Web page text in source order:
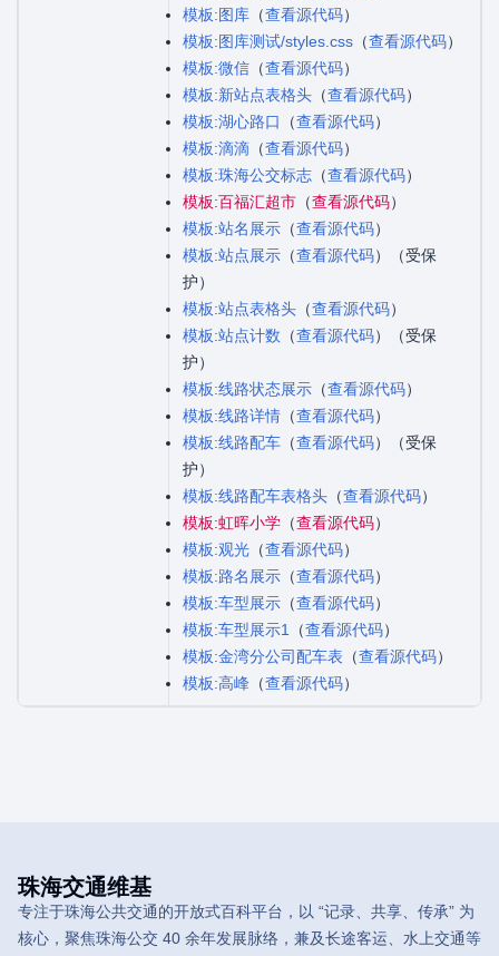
模板:图库 （查看源代码）
模板:图库测试/styles.css （查看源代码）
模板:微信 （查看源代码）
模板:新站点表格头 （查看源代码）
模板:湖心路口
（查看源代码）
模板:滴滴 （查看源代码）
模板:珠海公交标志 （查看源代码）
模板:百福汇超市 （查看源代码）
模板:站名展示 （查看源代码）
模板:站点展示 （查看源代码）（受保
护）
模板:站点表格头 （查看源代码）
模板:站点计数 （查看源代码）（受保
护）
模板:线路状态展示 （查看源代码）
模板:线路详情 （查看源代码）
模板:线路配车 （查看源代码）（受保
护）
模板:线路配车表格头 （查看源代码）
模板:虹晖小学 （查看源代码）
模板:观光 （查看源代码）
模板:路名展示 （查看源代码）
模板:车型展示 （查看源代码）
模板:车型展示1
（查看源代码）
模板:金湾分公司配车表 （查看源代码）
模板:高峰 （查看源代码）
珠海交通维基
专注于珠海公共交通的开放式百科平台，以 “记录、共享、传承” 为
核心，聚焦珠海公交 40 余年发展脉络，兼及长途客运、水上交通等